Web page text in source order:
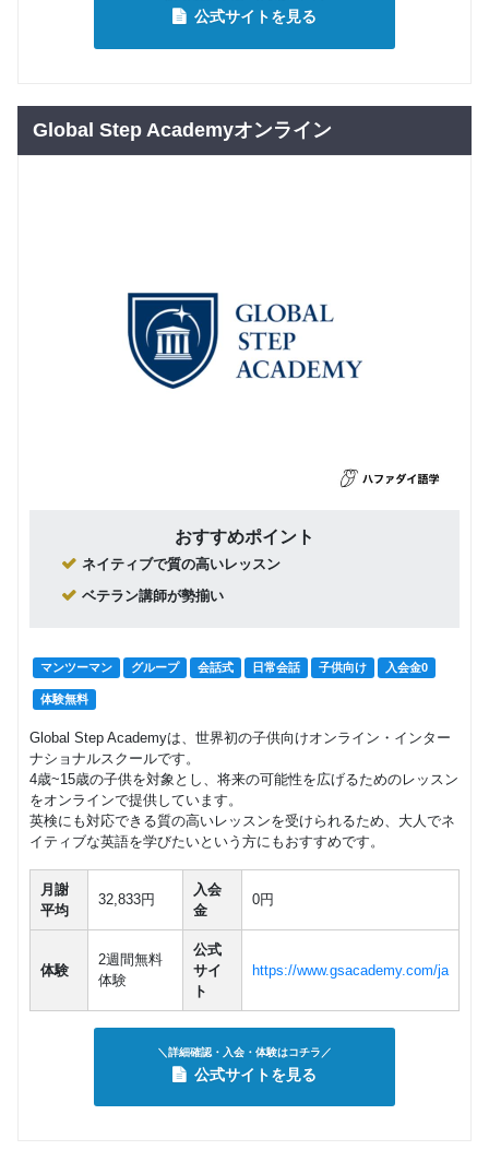
公式サイトを見る
Global Step Academyオンライン
おすすめポイント
ネイティブで質の高いレッスン
ベテラン講師が勢揃い
マンツーマン グループ 会話式 日常会話 子供向け 入会金0
体験無料
Global Step Academyは、世界初の子供向けオンライン・インター
ナショナルスクールです。
4歳~15歳の子供を対象とし、将来の可能性を広げるためのレッスン
をオンラインで提供しています。
英検にも対応できる質の高いレッスンを受けられるため、大人でネ
イティブな英語を学びたいという方にもおすすめです。
月謝
平均
32,833円
入会
金
0円
体験
2週間無料
体験
公式
サイ
ト
https://www.gsacademy.com/ja
＼詳細確認・入会・体験はコチラ／
公式サイトを見る